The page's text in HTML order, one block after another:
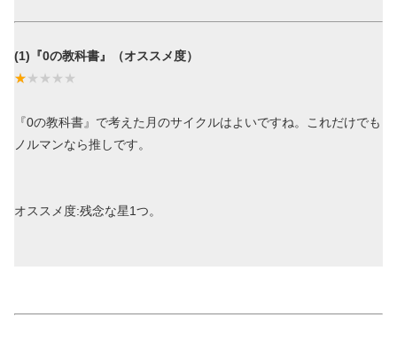
(1)『0の教科書』（オススメ度）
『0の教科書』で考えた月のサイクルはよいですね。これだけでも
ノルマンなら推しです。
オススメ度:残念な星1つ。